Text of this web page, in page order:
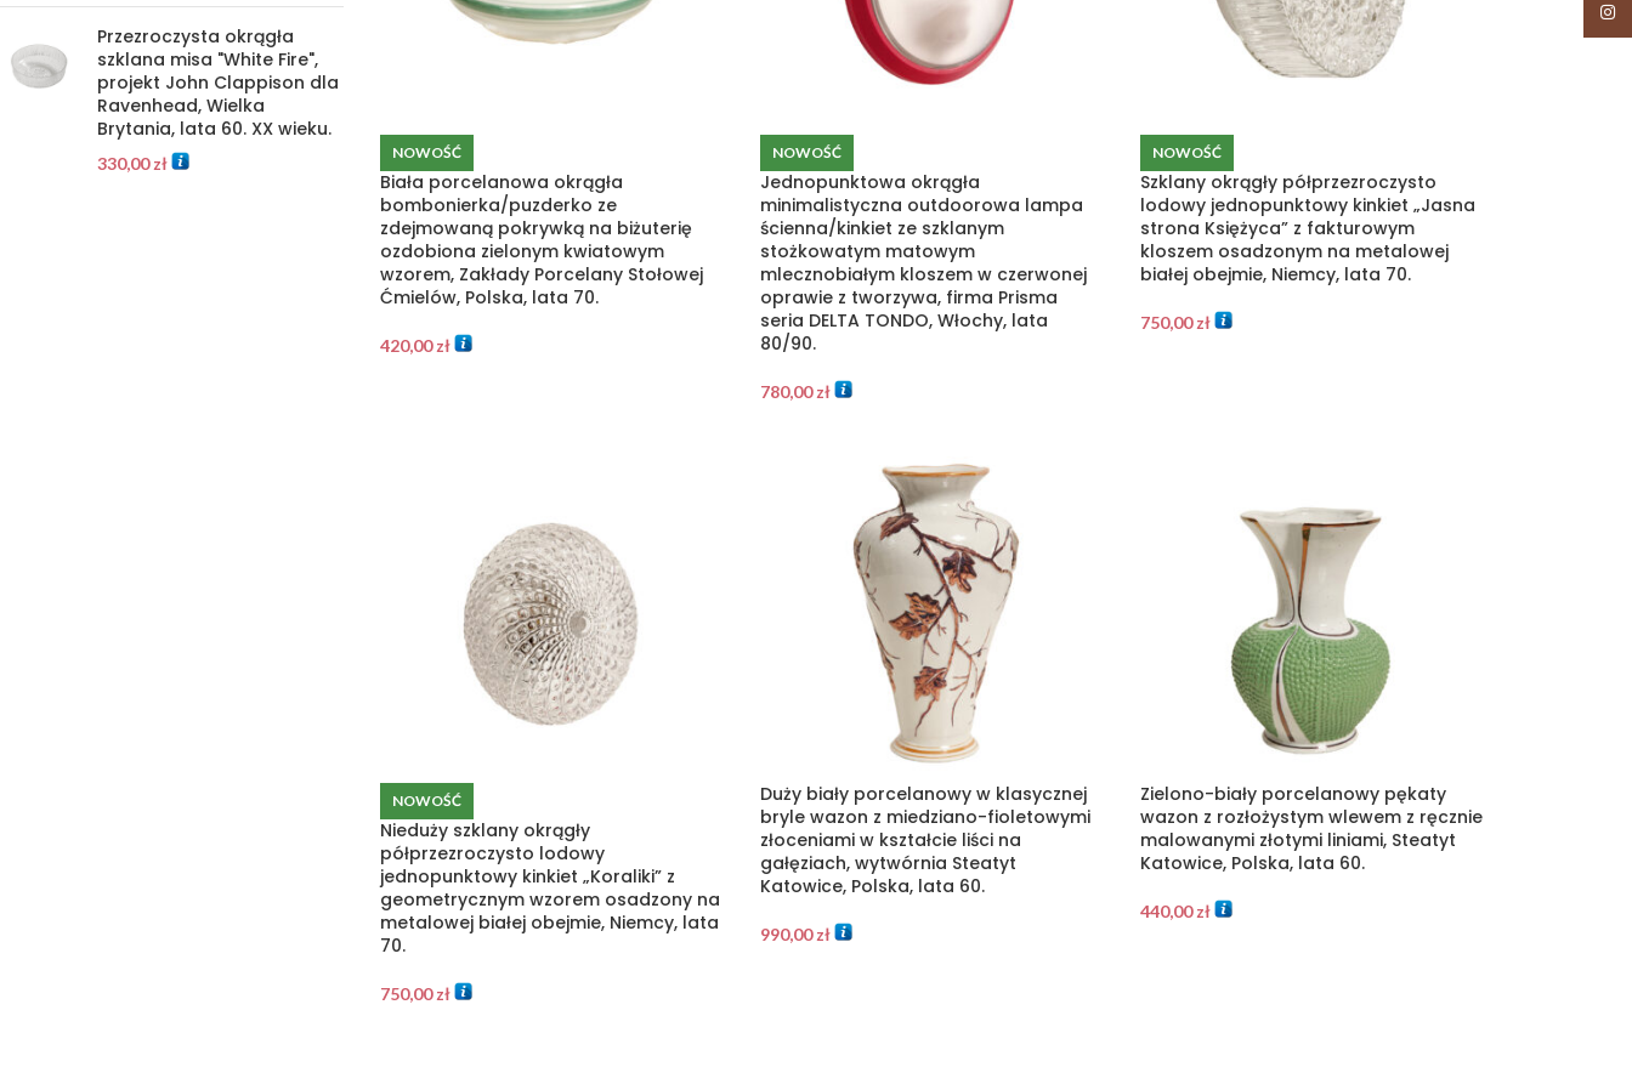
Przezroczysta okrągła
szklana misa "White Fire",
projekt John Clappison dla
Ravenhead, Wielka
Brytania, lata 60. XX wieku.
330,00zł
NOWOŚĆ
Biała porcelanowa okrągła
bombonierka/puzderko ze
zdejmowaną pokrywką na biżuterię
ozdobiona zielonym kwiatowym
wzorem, Zakłady Porcelany Stołowej
Ćmielów, Polska, lata 70.
420,00zł
NOWOŚĆ
Jednopunktowa okrągła
minimalistyczna outdoorowa lampa
ścienna/kinkiet ze szklanym
stożkowatym matowym
mlecznobiałym kloszem w czerwonej
oprawie z tworzywa, firma Prisma
seria DELTA TONDO, Włochy, lata
80/90.
780,00zł
NOWOŚĆ
Szklany okrągły półprzezroczysto
lodowy jednopunktowy kinkiet „Jasna
strona Księżyca” z fakturowym
kloszem osadzonym na metalowej
białej obejmie, Niemcy, lata 70.
750,00zł
NOWOŚĆ
Nieduży szklany okrągły
półprzezroczysto lodowy
jednopunktowy kinkiet „Koraliki” z
geometrycznym wzorem osadzony na
metalowej białej obejmie, Niemcy, lata
70.
750,00zł
Duży biały porcelanowy w klasycznej
bryle wazon z miedziano-fioletowymi
złoceniami w kształcie liści na
gałęziach, wytwórnia Steatyt
Katowice, Polska, lata 60.
990,00zł
Zielono-biały porcelanowy pękaty
wazon z rozłożystym wlewem z ręcznie
malowanymi złotymi liniami, Steatyt
Katowice, Polska, lata 60.
440,00zł